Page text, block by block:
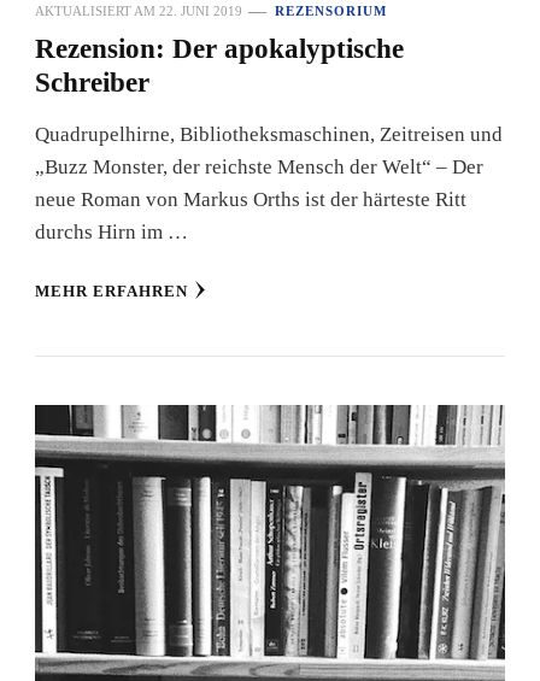
AKTUALISIERT AM 22. JUNI 2019 REZENSORIUM
Rezension: Der apokalyptische
Schreiber
Quadrupelhirne, Bibliotheksmaschinen, Zeitreisen und
„Buzz Monster, der reichste Mensch der Welt“ – Der
neue Roman von Markus Orths ist der härteste Ritt
durchs Hirn im …
MEHR ERFAHREN